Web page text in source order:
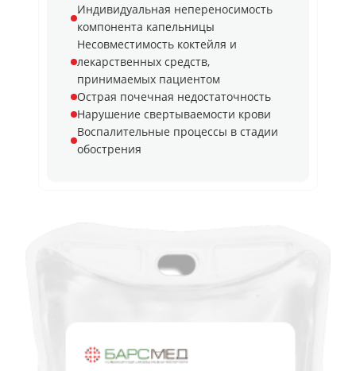
Индивидуальная непереносимость
компонента капельницы
Несовместимость коктейля и
лекарственных средств,
принимаемых пациентом
Острая почечная недостаточность
Нарушение свертываемости крови
Воспалительные процессы в стадии
обострения